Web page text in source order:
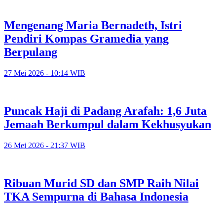
Mengenang Maria Bernadeth, Istri
Pendiri Kompas Gramedia yang
Berpulang
27 Mei 2026 - 10:14 WIB
Puncak Haji di Padang Arafah: 1,6 Juta
Jemaah Berkumpul dalam Kekhusyukan
26 Mei 2026 - 21:37 WIB
Ribuan Murid SD dan SMP Raih Nilai
TKA Sempurna di Bahasa Indonesia